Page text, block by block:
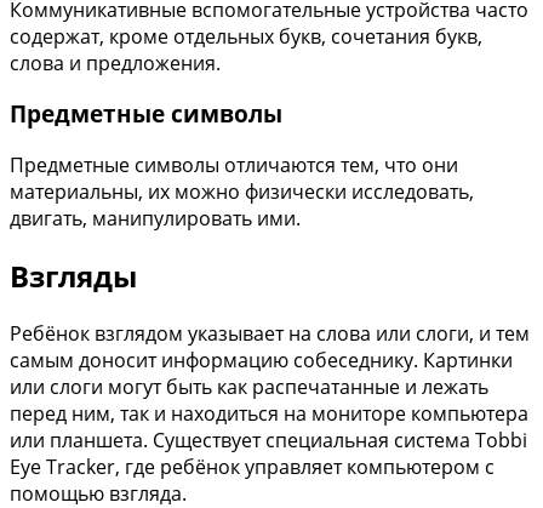
Коммуникативные вспомогательные устройства часто
содержат, кроме отдельных букв, сочетания букв,
слова и предложения.
Предметные символы
Предметные символы отличаются тем, что они
материальны, их можно физически исследовать,
двигать, манипулировать ими.
Взгляды
Ребёнок взглядом указывает на слова или слоги, и тем
самым доносит информацию собеседнику. Картинки
или слоги могут быть как распечатанные и лежать
перед ним, так и находиться на мониторе компьютера
или планшета. Существует специальная система Tobbi
Eye Tracker, где ребёнок управляет компьютером с
помощью взгляда.